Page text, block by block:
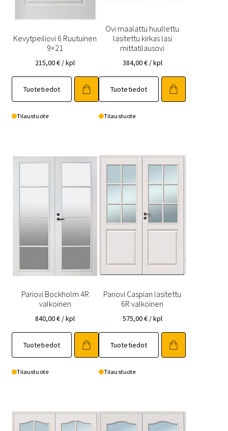
Kevytpeiliovi 6 Ruutuinen
9×21
215,00€ / kpl
Tuotetiedot
Tällä
tuotteella
on
useampi
Tilaustuote
Ovi maalattu huullettu
lasitettu kirkas lasi
mittatilausovi
384,00€ / kpl
Tuotetiedot
Tällä
tuotteella
on
useampi
valinnat
sivulla.
Tilaustuote
Pariovi Bockholm 4R
valkoinen
840,00€ / kpl
Tuotetiedot
tuotteella
on
useampi
valinnat
tuotteen
Tilaustuote
Pariovi Caspian lasitettu
6R valkoinen
575,00€ / kpl
Tuotetiedot
tuotteella
on
useampi
valinnat
tuotteen
Tilaustuote